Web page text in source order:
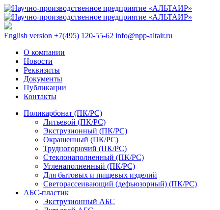
English version +7(495) 120-55-62 info@npp-altair.ru
О компании
Новости
Реквизиты
Документы
Публикации
Контакты
Поликарбонат (ПК/PC)
Литьевой (ПК/PC)
Экструзионный (ПК/PC)
Окрашенный (ПК/PC)
Трудногорючий (ПК/PC)
Стеклонаполненный (ПК/PC)
Угленаполненный (ПК/PC)
Для бытовых и пищевых изделий
Светорассеивающий (дефьюзорный) (ПК/PC)
АБС-пластик
Экструзионный АБС